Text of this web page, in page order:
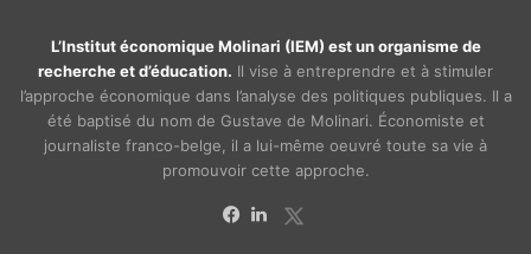
L’Institut économique Molinari (IEM) est un organisme de
recherche et d’éducation. Il vise à entreprendre et à stimuler
l’approche économique dans l’analyse des politiques publiques. Il a
été baptisé du nom de Gustave de Molinari. Économiste et
journaliste franco-belge, il a lui-même oeuvré toute sa vie à
promouvoir cette approche.